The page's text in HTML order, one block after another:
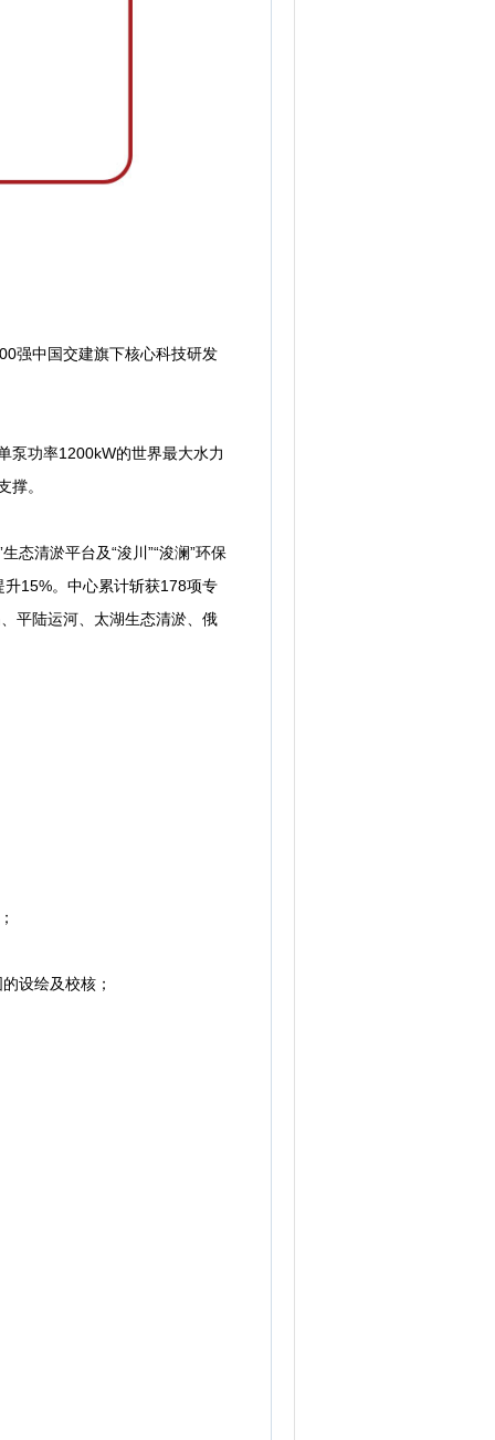
强中国交建旗下核心科技研发
功率1200kW的世界最大水力
撑。
态清淤平台及“浚川”“浚澜”环保
升15%。中心累计斩获178项专
平陆运河、太湖生态清淤、俄
设绘及校核；